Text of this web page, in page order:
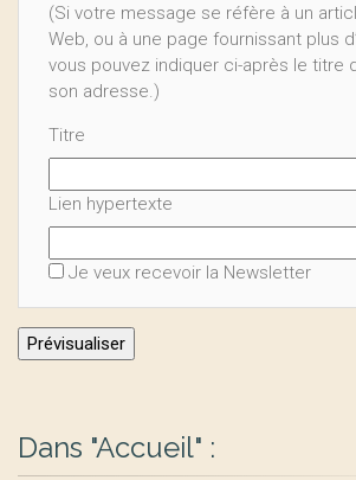
(Si votre message se réfère à un
Web, ou à une page fournissant plus
vous pouvez indiquer ci-après le titre
son adresse.)
Titre
Lien hypertexte
Je veux recevoir la Newsletter
Dans "Accueil" :